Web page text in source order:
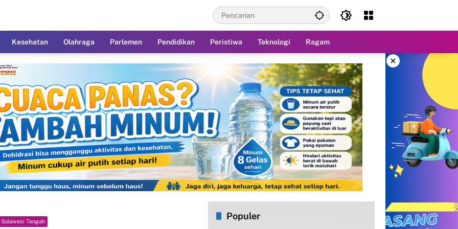
Kesehatan Olahraga Parlemen Pendidikan Peristiwa Teknologi Ragam
×
Sulawesi Tengah Populer